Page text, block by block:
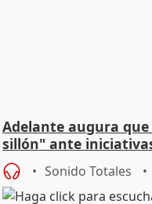
Adelante augura que
sillón" ante
Sonido Totales